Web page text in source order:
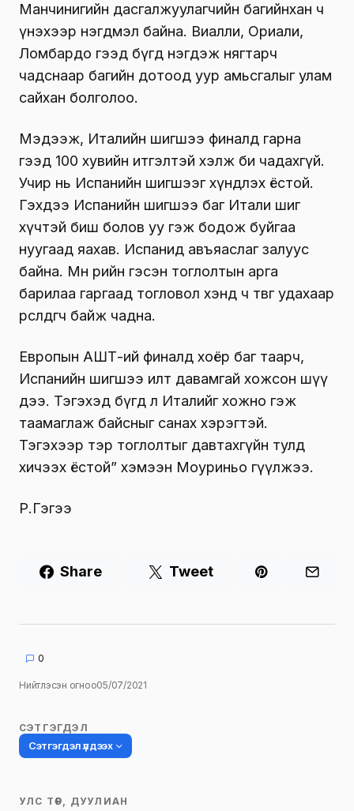
Манчинигийн дасгалжуулагчийн багийнхан ч
үнэхээр нэгдмэл байна. Виалли, Ориали,
Ломбардо гээд бүгд нэгдэж нягтарч
чадснаар багийн дотоод уур амьсгалыг улам
сайхан болголоо.
Мэдээж, Италийн шигшээ финалд гарна
гээд 100 хувийн итгэлтэй хэлж би чадахгүй.
Учир нь Испанийн шигшээг хүндлэх ёстой.
Гэхдээ Испанийн шигшээ баг Итали шиг
хүчтэй биш болов уу гэж бодож буйгаа
нуугаад яахав. Испанид авъяаслаг залуус
байна. Мөн өөрийн гэсэн тоглолтын арга
барилаа гаргаад тогловол хэнд ч төвөг удахаар
өрсөлдөгч байж чадна.
Европын АШТ-ий финалд хоёр баг таарч,
Испанийн шигшээ илт давамгай хожсон шүү
дээ. Тэгэхэд бүгд л Италийг хожно гэж
таамаглаж байсныг санах хэрэгтэй.
Тэгэхээр тэр тоглолтыг давтахгүйн тулд
хичээх ёстой” хэмээн Моуриньо өгүүлжээ.
Р.Гэгээ
Share Tweet
0
Нийтлэсэн огноо05/07/2021
СЭТГЭГДЭЛ
Сэтгэгдэл үлдээх
УЛС ТӨР, ДУУЛИАН